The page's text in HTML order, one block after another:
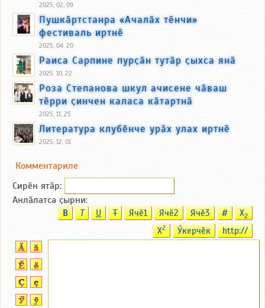
2025, 02, 09
Пушкӑртстанра «Ачалӑх тӗнчи»
фестиваль иртнӗ
2025, 04, 20
Раиса Сарпине пурҫӑн тутӑр ҫыхса янӑ
2025, 10, 22
Роза Степанова шкул ачисене чӑваш
тӗрри ҫинчен каласа кӑтартнӑ
2025, 11, 25
Литература клубӗнче урӑх улах иртнӗ
2025, 12, 01
Комментариле
Сирӗн ятӑp:
Анлӑлатса ҫырни:
B T U T Ячӗ1 Ячӗ2 Ячӗ3 # X2
X2 Ӳкерчӗк http://